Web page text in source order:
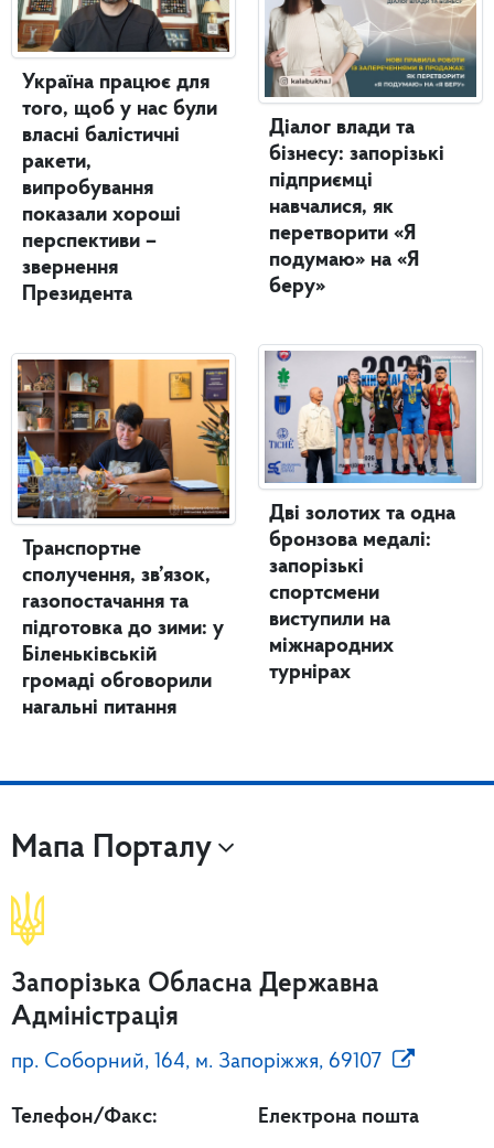
Україна працює для
того, щоб у нас були
власні балістичні
ракети,
випробування
показали хороші
перспективи –
звернення
Президента
Транспортне
сполучення, зв’язок,
газопостачання та
підготовка до зими: у
Біленьківській
громаді обговорили
нагальні питання
Діалог влади та
бізнесу: запорізькі
підприємці
навчалися, як
перетворити «Я
подумаю» на «Я
беру»
Дві золотих та одна
бронзова медалі:
запорізькі
спортсмени
виступили на
міжнародних
турнірах
Мапа Порталу
Запорізька Обласна Державна
Адміністрація
пр. Соборний, 164, м. Запоріжжя, 69107
Телефон/Факс:
Електрона пошта